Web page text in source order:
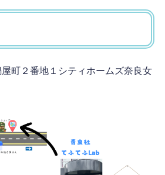
町２番地１シティホームズ奈良女